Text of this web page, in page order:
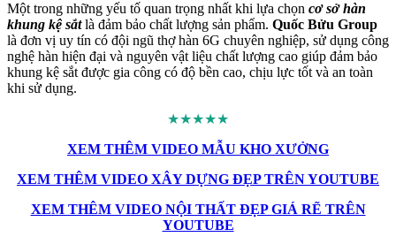
Một trong những yếu tố quan trọng nhất khi lựa chọn cơ sở hàn
khung kệ sắtlà đảm bảo chất lượng sản phẩm. Quốc Bửu Group
là đơn vị uy tín có đội ngũ thợ hàn 6G chuyên nghiệp, sử dụng công
nghệ hàn hiện đại và nguyên vật liệu chất lượng cao giúp đảm bảo
khung kệ sắt được gia công có độ bền cao, chịu lực tốt và an toàn
khi sử dụng.
★★★★★
XEM THÊM VIDEO MẪU KHO XƯỞNG
XEM THÊM VIDEO XÂY DỰNG ĐẸP TRÊN YOUTUBE
XEM THÊM VIDEO NỘI THẤT ĐẸP GIÁ RẼ TRÊN
YOUTUBE